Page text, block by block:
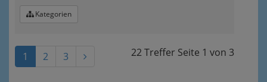
Kategorien
22 Treffer Seite 1 von 3
1 2 3